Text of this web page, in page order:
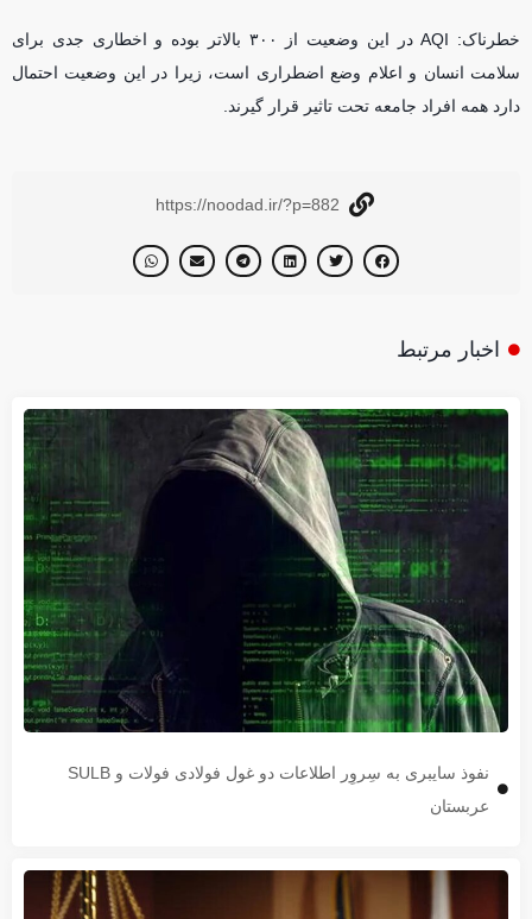
خطرناک: AQI در این وضعیت از ۳۰۰ بالاتر بوده و اخطاری جدی برای
سلامت انسان و اعلام وضع اضطراری است، زیرا در این وضعیت احتمال
دارد همه افراد جامعه تحت تاثیر قرار گیرند.
https://noodad.ir/?p=882
اخبار مرتبط
نفوذ سایبری به سِروِر اطلاعات دو غول فولادی فولات و SULB
عربستان